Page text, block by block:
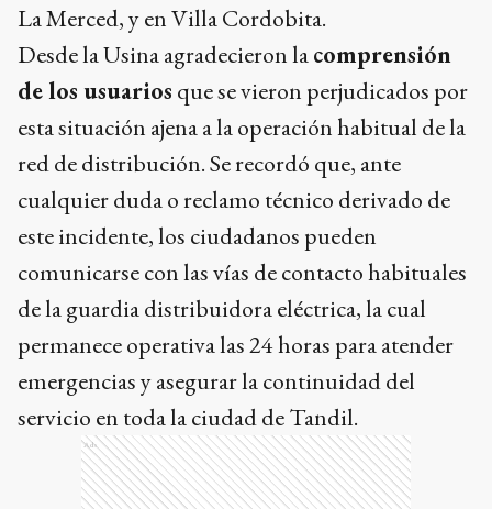
La Merced, y en Villa Cordobita.
Desde la Usina agradecieron lacomprensión
de los usuarios que se vieron perjudicados por
esta situación ajena a la operación habitual de la
red de distribución. Se recordó que, ante
cualquier duda o reclamo técnico derivado de
este incidente, los ciudadanos pueden
comunicarse con las vías de contacto habituales
de la guardia distribuidora eléctrica, la cual
permanece operativa las 24 horas para atender
emergencias y asegurar la continuidad del
servicio en toda la ciudad de Tandil.
Ads